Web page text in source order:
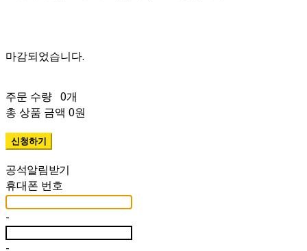
주문 수량 0개
총 상품 금액 0원
휴대폰 번호
-
-